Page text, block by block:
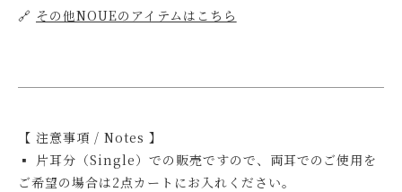
🔗 その他NOUEのアイテムはこちら
【 注意事項 / Notes 】
▪ 片耳分（Single）での販売ですので、両耳でのご使用を
ご希望の場合は2点カートにお入れください。